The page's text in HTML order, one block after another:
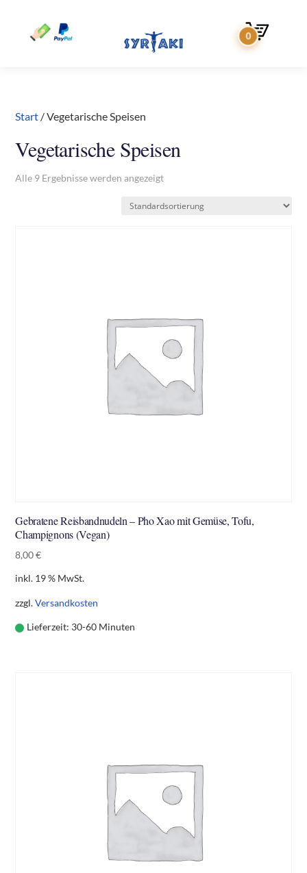
Start / Vegetarische Speisen
Vegetarische Speisen
Alle 9 Ergebnisse werden angezeigt
Gebratene Reisbandnudeln – Pho Xao mit Gemüse, Tofu,
Champignons (Vegan)
8,00€
inkl. 19 % MwSt.
zzgl.Versandkosten
Lieferzeit: 30-60 Minuten